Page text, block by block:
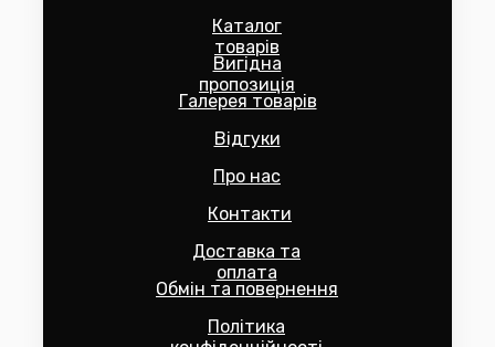
Каталог
товарів
Вигідна
пропозиція
Галерея товарів
Відгуки
Політика
Обмін та повернення
Про нас
Контакти
Доставка та
оплата